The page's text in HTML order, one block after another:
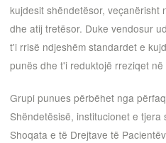
kujdesit shëndetësor, veçanërisht
dhe atij tretësor. Duke vendosur
t'i rrisë ndjeshëm standardet e
punës dhe t'i reduktojë rreziqet
Grupi punues përbëhet nga
Shëndetësisë, institucionet e
Shoqata e të Drejtave të